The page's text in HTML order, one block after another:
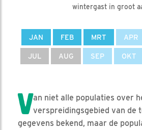
wintergast in groot
JAN FEB MRT APR
JUL AUG SEP OKT
Van niet alle populaties over
verspreidingsgebied van de
gegevens bekend, maar de